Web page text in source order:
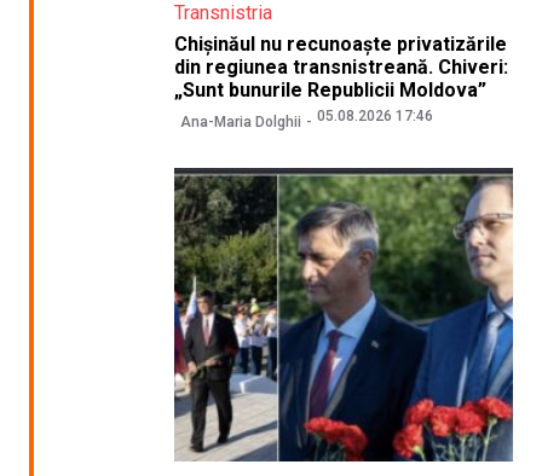
Transnistria
Chișinăul nu recunoaște privatizările
din regiunea transnistreană. Chiveri:
„Sunt bunurile Republicii Moldova”
Ana-Maria Dolghii 05.08.2026 17:46